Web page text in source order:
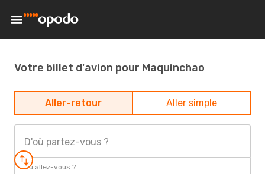
Votre billet d'avion pour Maquinchao
Aller-retour Aller simple
D'où partez-vous ?
Où allez-vous ?